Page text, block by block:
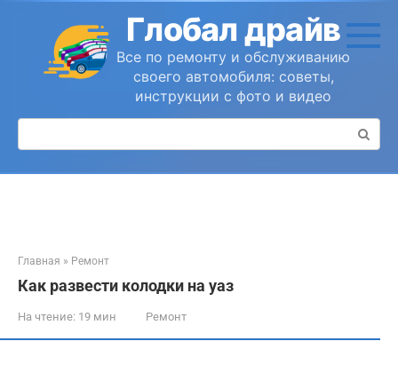
контенту
Глобал драйв
Все по ремонту и обслуживанию
своего автомобиля: советы,
инструкции с фото и видео
Поиск:
Главная » Ремонт
Как развести колодки на уаз
На чтение: 19 мин Ремонт